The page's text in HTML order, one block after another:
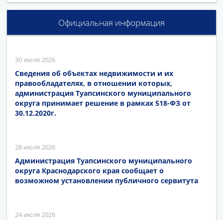
Официальная информация
30 июля 2026
Сведения об объектах недвижимости и их
правообладателях, в отношении которых,
администрация Туапсинского муниципального
округа принимает решение в рамках 518-ФЗ от
30.12.2020г.
28 июля 2026
Администрация Туапсинского муниципального
округа Краснодарского края сообщает о
возможном установлении публичного сервитута
24 июля 2026